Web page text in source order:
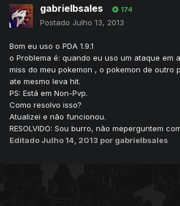
gabrielbsales 174
Postado Julho 13, 2013
Bom eu uso o PDA 1.9.1
o Problema é: quando eu uso um ataque em
miss do meu pokemon , o pokemon de outro
ate mesmo leva hit.
PS: Está em Non-Pvp.
Como resolvo isso?
Atualizei e não funcionou.
RESOLVIDO: Sou burro, não meperguntem
Editado Julho 14, 2013 por gabrielbsales